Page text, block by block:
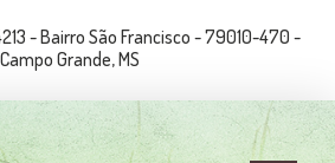
- Bairro São Francisco - 79010-470 -
Campo Grande, MS